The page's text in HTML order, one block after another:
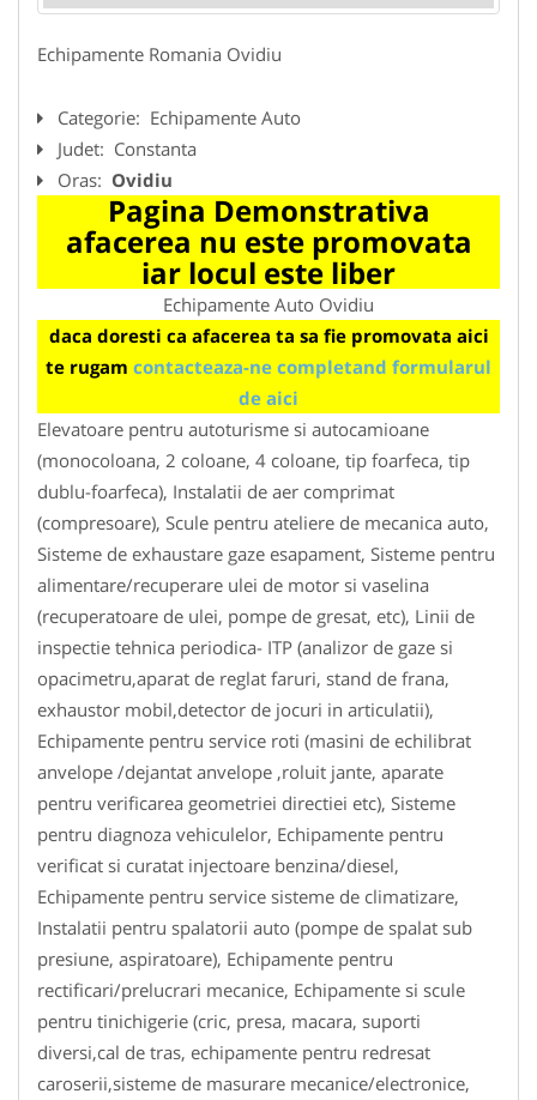
Echipamente Romania Ovidiu
Categorie: Echipamente Auto
Judet: Constanta
Oras: Ovidiu
Pagina Demonstrativa
afacerea nu este promovata
iar locul este liber
Echipamente Auto Ovidiu
daca doresti ca afacerea ta sa fie promovata aici
te rugam contacteaza-ne completand formularul
de aici
Elevatoare pentru autoturisme si autocamioane
(monocoloana, 2 coloane, 4 coloane, tip foarfeca, tip
dublu-foarfeca), Instalatii de aer comprimat
(compresoare), Scule pentru ateliere de mecanica auto,
Sisteme de exhaustare gaze esapament, Sisteme pentru
alimentare/recuperare ulei de motor si vaselina
(recuperatoare de ulei, pompe de gresat, etc), Linii de
inspectie tehnica periodica- ITP (analizor de gaze si
opacimetru,aparat de reglat faruri, stand de frana,
exhaustor mobil,detector de jocuri in articulatii),
Echipamente pentru service roti (masini de echilibrat
anvelope /dejantat anvelope ,roluit jante, aparate
pentru verificarea geometriei directiei etc), Sisteme
pentru diagnoza vehiculelor, Echipamente pentru
verificat si curatat injectoare benzina/diesel,
Echipamente pentru service sisteme de climatizare,
Instalatii pentru spalatorii auto (pompe de spalat sub
presiune, aspiratoare), Echipamente pentru
rectificari/prelucrari mecanice, Echipamente si scule
pentru tinichigerie (cric, presa, macara, suporti
diversi,cal de tras, echipamente pentru redresat
caroserii,sisteme de masurare mecanice/electronice,